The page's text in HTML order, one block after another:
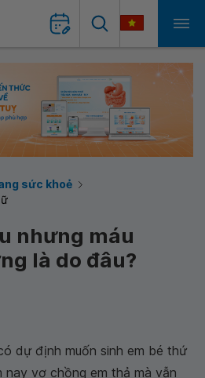
sức khoẻ
nhưng máu
là do đâu?
dự định muốn sinh em bé thứ
nay vợ chồng em thả mà vẫn